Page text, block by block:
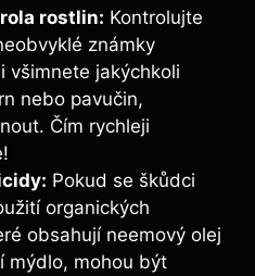
rostlin: Kontrolujte
známky
všimnete jakýchkoli
nebo pavučin,
Čím rychleji
Pokud se škůdci
organických
obsahují neemový olej
mýdlo, mohou být